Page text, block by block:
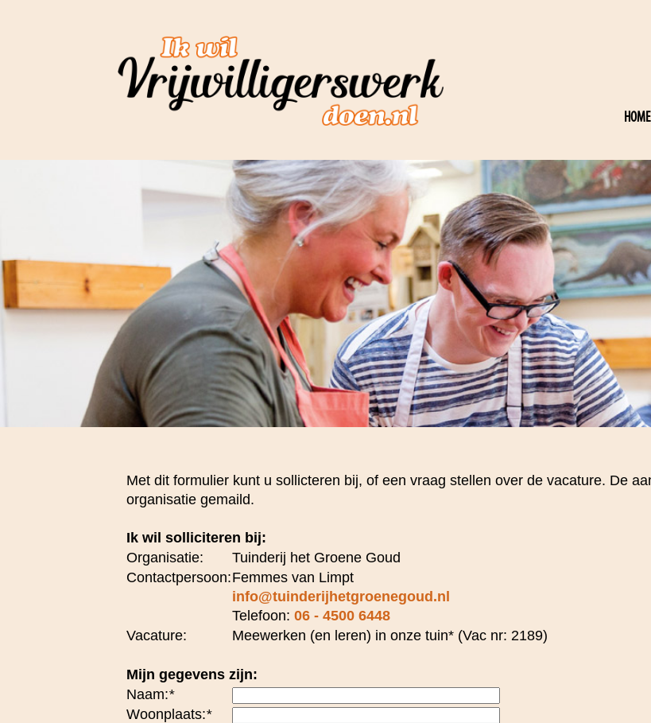
HOME
Met dit formulier kunt u sollicteren bij, of een vraag stellen over de vacature. De
organisatie gemaild.
Ik wil solliciteren bij:
Organisatie:
Tuinderij het Groene Goud
Contactpersoon:Femmes van Limpt
info@tuinderijhetgroenegoud.nl
Telefoon: 06 - 4500 6448
Vacature:
Meewerken (en leren) in onze tuin* (Vac nr: 2189)
Mijn gegevens zijn:
Naam:*
Woonplaats:*